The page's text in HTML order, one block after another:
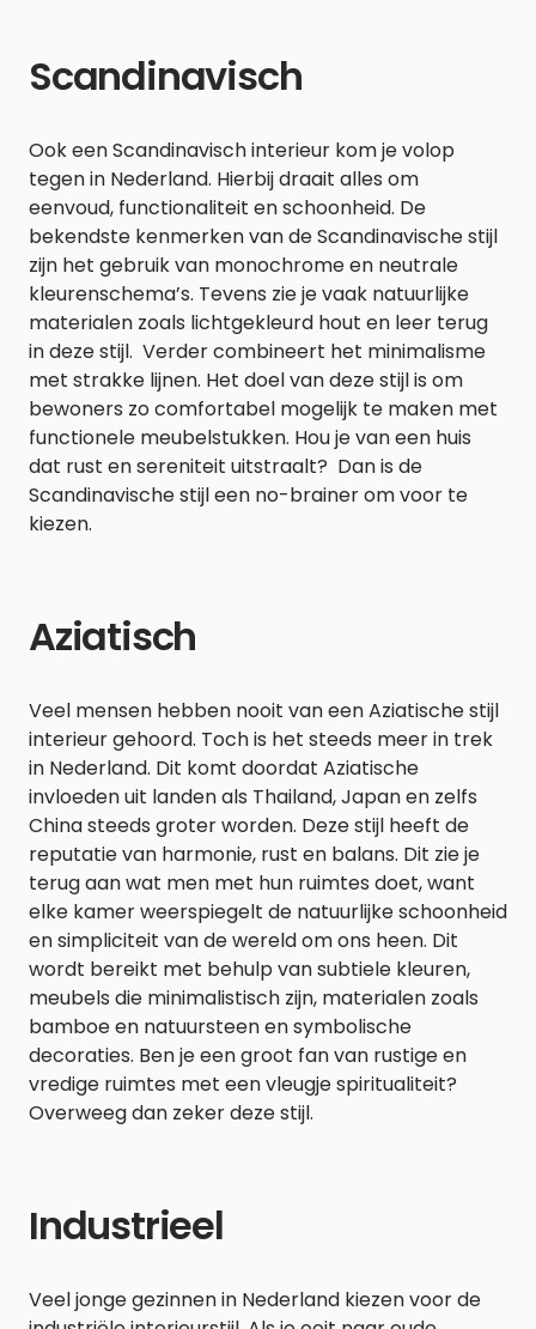
Scandinavisch
Ook een Scandinavisch interieur kom je volop
tegen in Nederland. Hierbij draait alles om
eenvoud, functionaliteit en schoonheid. De
bekendste kenmerken van de Scandinavische stijl
zijn het gebruik van monochrome en neutrale
kleurenschema’s. Tevens zie je vaak natuurlijke
materialen zoals lichtgekleurd hout en leer terug
in deze stijl. Verder combineert het minimalisme
met strakke lijnen. Het doel van deze stijl is om
bewoners zo comfortabel mogelijk te maken met
functionele meubelstukken. Hou je van een huis
dat rust en sereniteit uitstraalt? Dan is de
Scandinavische stijl een no-brainer om voor te
kiezen.
Aziatisch
Veel mensen hebben nooit van een Aziatische stijl
interieur gehoord. Toch is het steeds meer in trek
in Nederland. Dit komt doordat Aziatische
invloeden uit landen als Thailand, Japan en zelfs
China steeds groter worden. Deze stijl heeft de
reputatie van harmonie, rust en balans. Dit zie je
terug aan wat men met hun ruimtes doet, want
elke kamer weerspiegelt de natuurlijke schoonheid
en simpliciteit van de wereld om ons heen. Dit
wordt bereikt met behulp van subtiele kleuren,
meubels die minimalistisch zijn, materialen zoals
bamboe en natuursteen en symbolische
decoraties. Ben je een groot fan van rustige en
vredige ruimtes met een vleugje spiritualiteit?
Overweeg dan zeker deze stijl.
Industrieel
Veel jonge gezinnen in Nederland kiezen voor de